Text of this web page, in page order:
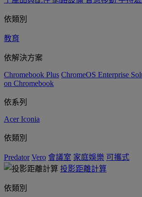
依類別
教育
依解決方案
Chromebook Plus ChromeOS Enterprise
on Chromebook
依系列
Acer Iconia
依類別
Predator Vero 會議室 家庭娛樂 可攜式
投影距離計算
依類別